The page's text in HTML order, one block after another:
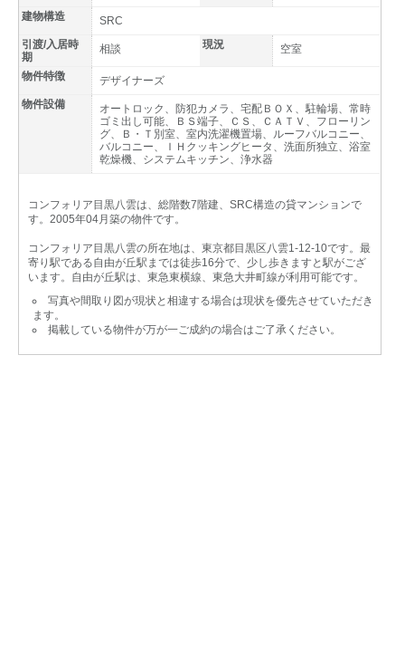
建物構造
SRC
引渡/入居時
期
相談 現況 空室
物件特徴
デザイナーズ
物件設備
オートロック、防犯カメラ、宅配ＢＯＸ、駐輪場、常時
ゴミ出し可能、ＢＳ端子、ＣＳ、ＣＡＴＶ、フローリン
グ、Ｂ・Ｔ別室、室内洗濯機置場、ルーフバルコニー、
バルコニー、ＩＨクッキングヒータ、洗面所独立、浴室
乾燥機、システムキッチン、浄水器
コンフォリア目黒八雲は、総階数7階建、SRC構造の貸マンションで
す。2005年04月築の物件です。
コンフォリア目黒八雲の所在地は、東京都目黒区八雲1-12-10です。最
寄り駅である自由が丘駅までは徒歩16分で、少し歩きますと駅がござ
います。自由が丘駅は、東急東横線、東急大井町線が利用可能です。
写真や間取り図が現状と相違する場合は現状を優先させていただき
ます。
掲載している物件が万が一ご成約の場合はご了承ください。